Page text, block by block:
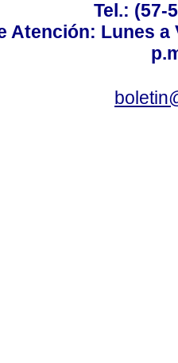
Tel.: (57-
Atención: Lunes a